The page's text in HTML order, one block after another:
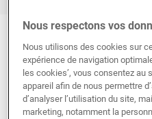
Asset
Gérants de
Please refer to our
Nous respectons vos
Nous utilisons des cookies sur
expérience de navigation
les cookies’, vous consentez
appareil afin de nous permettre
d’analyser l’utilisation du site,
marketing, notamment la